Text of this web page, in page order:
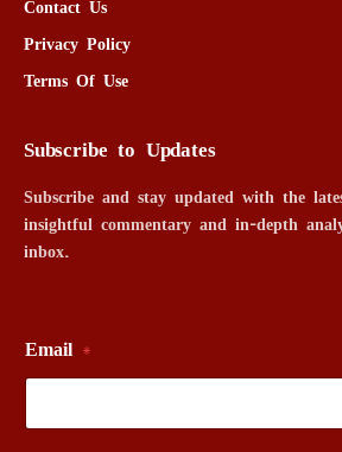
Privacy Policy
Terms Of Use
Subscribe to Updates
Subscribe and stay updated with the
insightful commentary and in-depth
inbox.
Email *